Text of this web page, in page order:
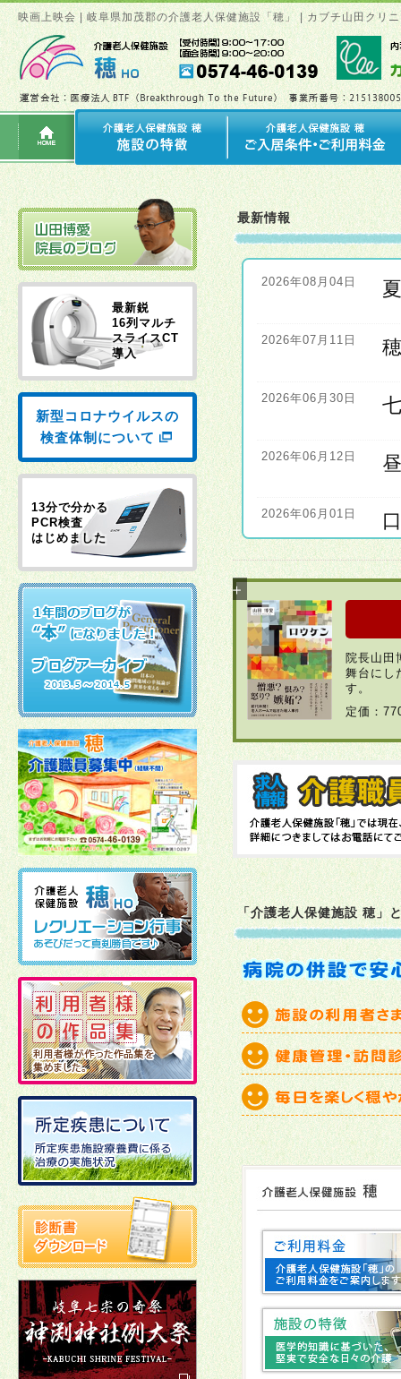
映画上映会 | 岐阜県加茂郡の介護老人保健施設「穂」 | カブチ山田クリ
最新情報
2026年08月04日
2026年07月11日
2026年06月30日
2026年06月12日
2026年06月01日
2026年06月01日
2026年04月22日
2026年03月30日
2026年03月23日
2026年02月10日
2026年01月06日
2025年12月19日
2025年12月02日
2025年11月21日
2025年11月11日
2025年10月27日
2025年10月22日
2025年10月03日
2025年10月02日
院長山田
舞台にし
す。
定価：
「介護老人保健施設 穂」
最新鋭
16列マルチ
スライスCT
導入
新型コロナウイルスの
検査体制について
13分で分かる
PCR検査
はじめました